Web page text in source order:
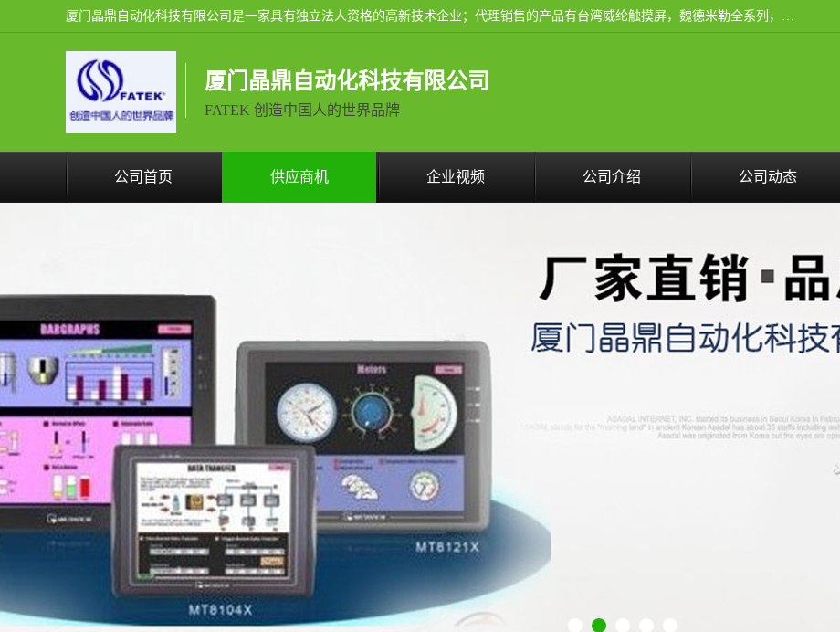
厦门晶鼎自动化科技有限公司是一家具有独立法人资格的高新技术企业；代理销售的产品有台湾威纶触摸屏，魏德米勒全系列，永宏触摸屏,威纶触摸屏,台湾威纶weinview触摸屏,台湾永宏PLC，FATEK,永宏伺服,图儿克总线，施耐德，欧姆龙，西门子，富士变频，K&N蓝系列， BUSSMANN，松下变频器，丹佛斯变频器等。
厦门晶鼎自动化科技有限公司
FATEK 创造中国人的世界品牌
公司首页 供应商机 企业视频 公司介绍 公司动态